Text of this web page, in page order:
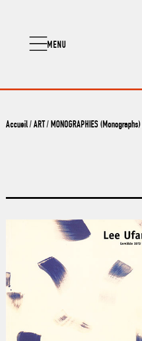
MENU
Accueil/ ART / MONOGRAPHIES (Monographs)